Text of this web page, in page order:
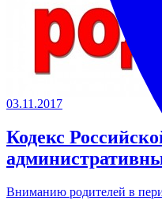
03.11.2017
Кодекс
Вниманию родителей в